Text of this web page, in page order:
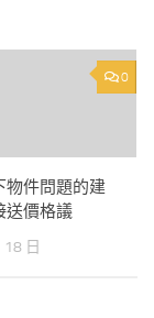
0
物件問題的建
送價格議
日